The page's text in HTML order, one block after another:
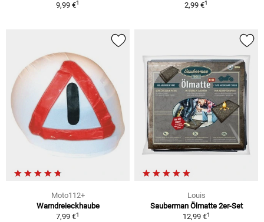
9,99 €1 2,99 €1
Moto112+
Warndreieckhaube
7,99 €1
Louis
Sauberman Ölmatte 2er-Set
12,99 €1